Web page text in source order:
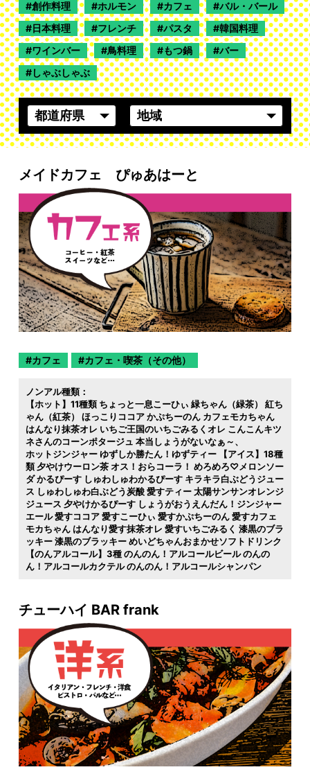
創作料理 ホルモン カフェ
バル・バール
日本料理
フレンチ パスタ
韓国料理
ワインバー
鳥料理 もつ鍋
バー
しゃぶしゃぶ
メイドカフェ ぴゅあはーと
カフェ カフェ・喫茶（その他）
ノンアル種類：
【ホット】11種類 ちょっと一息こーひぃ 緑ちゃん（緑茶） 紅ち
ゃん（紅茶） ほっこりココア かぷちーのん カフェモカちゃん
はんなり抹茶オレ いちご王国のいちごみるくオレ こんこんキツ
ネさんのコーンポタージュ 本当しょうがないなぁ～
ホットジンジャー ゆずしか勝たん！ゆずティー 【アイス】18種
類 夕やけウーロン茶 オス！おらコーラ！ めろめろ♡メロンソー
ダ かるぴーす しゅわしゅわかるぴーす キラキラ白ぶどうジュー
ス しゅわしゅわ白ぶどう炭酸 愛すティー 太陽サンサンオレンジ
ジュース 夕やけかるぴーす しょうがおうえんだん！ジンジャー
エール 愛すココア 愛すこーひぃ 愛すかぷちーのん 愛すカフェ
モカちゃん はんなり愛す抹茶オレ 愛すいちごみるく 漆黒のブラ
ッキー 漆黒のブラッキー めいどちゃんおまかせソフトドリンク
【のんアルコール】3種 のんのん！アルコールビール のんの
ん！アルコールカクテル のんのん！アルコールシャンパン
チューハイ BAR frank